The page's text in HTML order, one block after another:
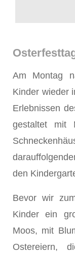
Am Montag
Kinder wieder
Erlebnissen
gestaltet mit
den
Bevor wir
Kinder ein
Moos, mit
Ostereiern,